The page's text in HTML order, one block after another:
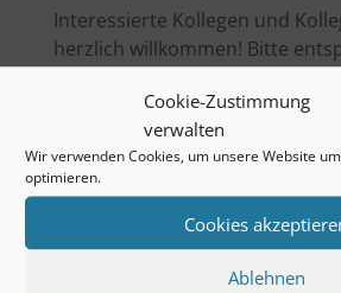
Cookie-Zustimmung
verwalten
Wir verwenden Cookies, um unsere Website
optimieren.
Cookies
Ablehnen
Interessierte Kollegen und
herzlich willkommen! Bitte
Bitte beachten: Während der
findet kein Training statt!